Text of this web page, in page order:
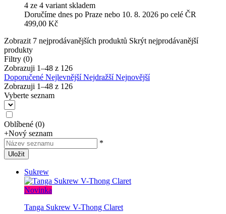
4 ze 4 variant skladem
Doručíme dnes po Praze nebo 10. 8. 2026 po celé ČR
499,00 Kč
Zobrazit 7 nejprodávanějších produktů Skrýt nejprodávanější
produkty
Filtry (0)
Zobrazuji 1–48 z 126
Doporučené NejlevnějšíNejdražšíNejnovější
Zobrazuji 1–48 z 126
Vyberte seznam
Oblíbené (0)
+Nový seznam
*
Uložit
Sukrew
Novinka
Tanga Sukrew V-Thong Claret